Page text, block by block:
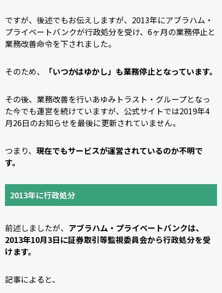
ですが、後述でもお伝えしますが、2013年にアブラハム・
プライベートバンクが行政処分を受け、6ヶ月の業務停止と
業務改善命令を下されました。
そのため、 「いつかはゆかし」も業務停止となっています。
その後、業務改善を行いあゆみトラスト・グループとなっ
た今でも運営を続けていますが、公式サイトでは2019年4
月26日のお知らせを最後に更新されていません。
つまり、 現在でもサービスが運営されているのか不明で
す。
2013年に行政処分
前述しましたが、 アブラハム・プライベートバンクは、
2013年10月3日に証券取引等監視委員会から行政処分を受
けます。
記事によると、